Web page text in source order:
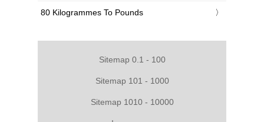
‎80 Kilogrammes To Pounds
Sitemap 0.1 - 100
Sitemap 101 - 1000
Sitemap 1010 - 10000